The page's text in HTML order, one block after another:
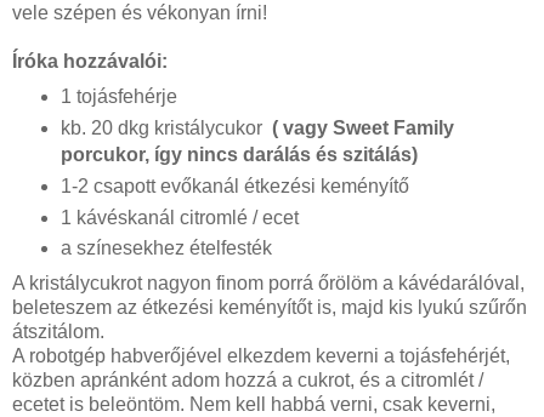
vele szépen és vékonyan írni!
Íróka hozzávalói:
1 tojásfehérje
kb. 20 dkg kristálycukor ( vagy Sweet Family
porcukor, így nincs darálás és szitálás)
1-2 csapott evőkanál étkezési keményítő
1 kávéskanál citromlé / ecet
a színesekhez ételfesték
A kristálycukrot nagyon finom porrá őrölöm a kávédarálóval,
beleteszem az étkezési keményítőt is, majd kis lyukú szűrőn
átszitálom.
A robotgép habverőjével elkezdem keverni a tojásfehérjét,
közben apránként adom hozzá a cukrot, és a citromlét /
ecetet is beleöntöm. Nem kell habbá verni, csak keverni,